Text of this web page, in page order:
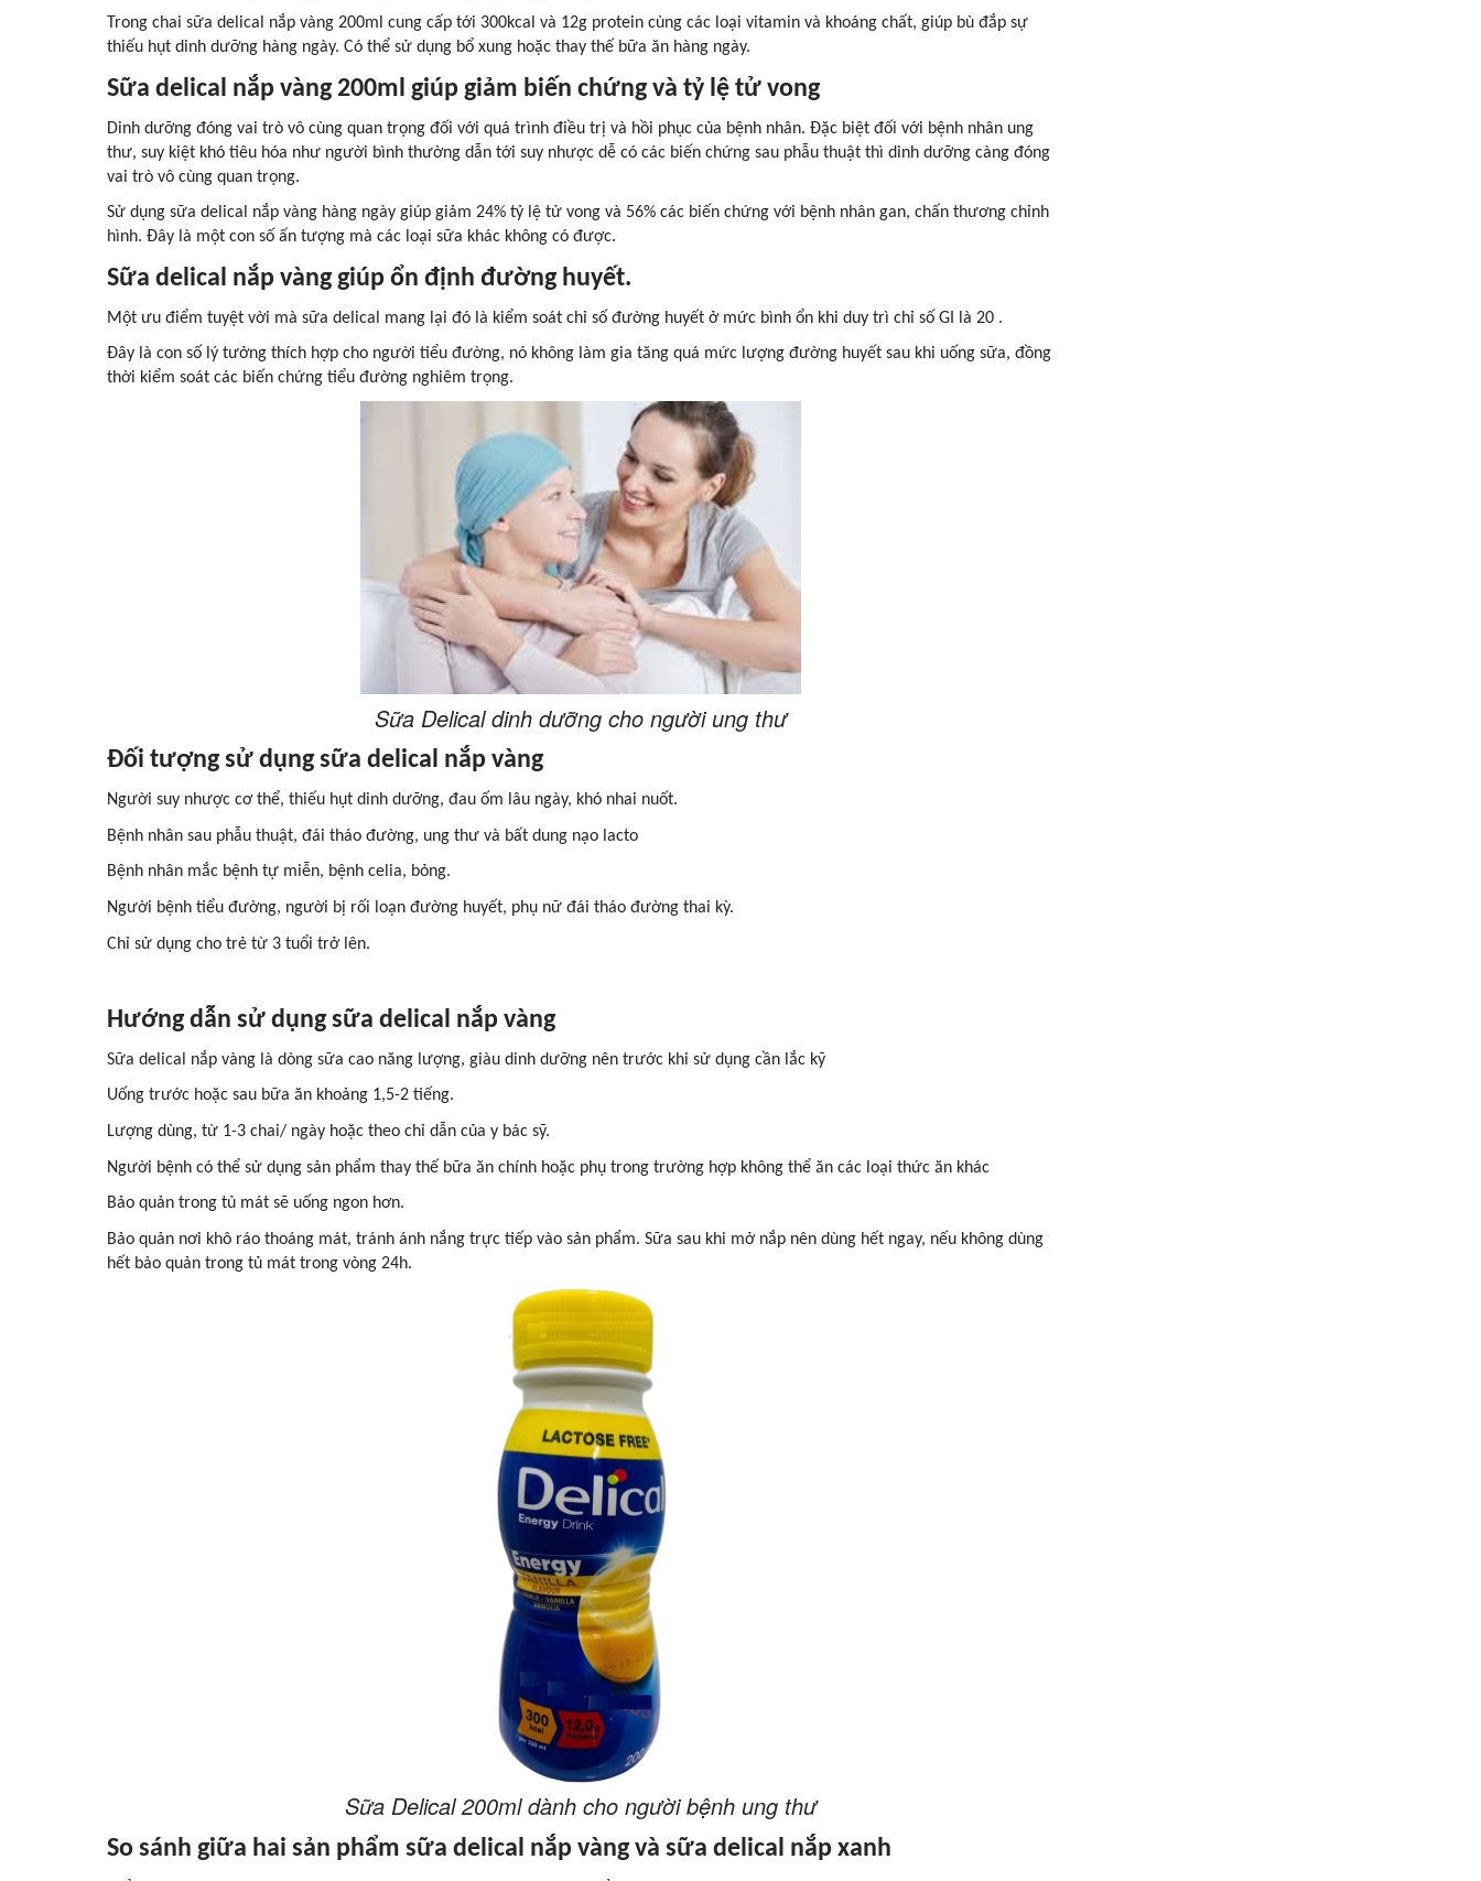
Trong chai sữa delical nắp vàng 200ml cung cấp tới 300kcal và 12g protein cùng các loại vitamin và khoáng chất, giúp bù đắp sự
thiếu hụt dinh dưỡng hàng ngày. Có thể sử dụng bổ xung hoặc thay thế bữa ăn hàng ngày.
Sữa delical nắp vàng 200ml giúp giảm biến chứng và tỷ lệ tử vong
Dinh dưỡng đóng vai trò vô cùng quan trọng đối với quá trình điều trị và hồi phục của bệnh nhân. Đặc biệt đối với bệnh nhân ung
thư, suy kiệt khó tiêu hóa như người bình thường dẫn tới suy nhược dễ có các biến chứng sau phẫu thuật thì dinh dưỡng càng đóng
vai trò vô cùng quan trọng.
Sử dụng sữa delical nắp vàng hàng ngày giúp giảm 24% tỷ lệ tử vong và 56% các biến chứng với bệnh nhân gan, chấn thương chỉnh
hình. Đây là một con số ấn tượng mà các loại sữa khác không có được.
Sữa delical nắp vàng giúp ổn định đường huyết.
Một ưu điểm tuyệt vời mà sữa delical mang lại đó là kiểm soát chỉ số đường huyết ở mức bình ổn khi duy trì chỉ số GI là 20 .
Đây là con số lý tưởng thích hợp cho người tiểu đường, nó không làm gia tăng quá mức lượng đường huyết sau khi uống sữa, đồng
thời kiểm soát các biến chứng tiểu đường nghiêm trọng.
Sữa Delical dinh dưỡng cho người ung thư
Đối tượng sử dụng sữa delical nắp vàng
Người suy nhược cơ thể, thiếu hụt dinh dưỡng, đau ốm lâu ngày, khó nhai nuốt.
Bệnh nhân sau phẫu thuật, đái tháo đường, ung thư và bất dung nạo lacto
Bệnh nhân mắc bệnh tự miễn, bệnh celia, bỏng.
Người bệnh tiểu đường, người bị rối loạn đường huyết, phụ nữ đái tháo đường thai kỳ.
Chỉ sử dụng cho trẻ từ 3 tuổi trở lên.
Hướng dẫn sử dụng sữa delical nắp vàng
Sữa delical nắp vàng là dòng sữa cao năng lượng, giàu dinh dưỡng nên trước khi sử dụng cần lắc kỹ
Uống trước hoặc sau bữa ăn khoảng 1,5-2 tiếng.
Lượng dùng, từ 1-3 chai/ ngày hoặc theo chỉ dẫn của y bác sỹ.
Người bệnh có thể sử dụng sản phẩm thay thế bữa ăn chính hoặc phụ trong trường hợp không thể ăn các loại thức ăn khác
Bảo quản trong tủ mát sẽ uống ngon hơn.
Bảo quản nơi khô ráo thoáng mát, tránh ánh nắng trực tiếp vào sản phẩm. Sữa sau khi mở nắp nên dùng hết ngay, nếu không dùng
hết bảo quản trong tủ mát trong vòng 24h.
Sữa Delical 200ml dành cho người bệnh ung thư
So sánh giữa hai sản phẩm sữa delical nắp vàng và sữa delical nắp xanh